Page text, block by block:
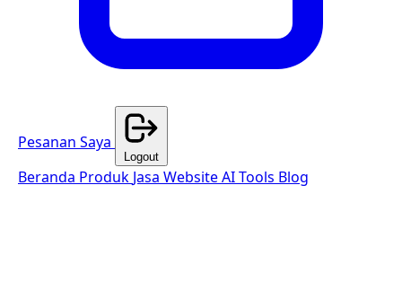
Pesanan Saya
Logout
Beranda Produk Jasa WebsiteAI Tools Blog